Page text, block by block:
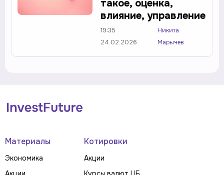
такое, оценка,
влияние, управление
19:35
24.02.2026
Никита
Марычев
Материалы
Экономика
Котировки
Акции